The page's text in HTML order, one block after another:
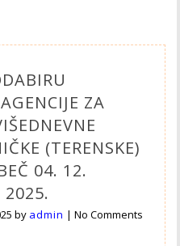
ZA
(TERENSKE)
04. 12.
by admin |No Comments